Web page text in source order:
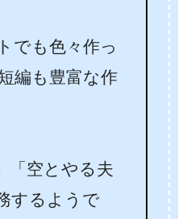
でも色々作っ
編も豊富な作
「空とやる夫
するようで